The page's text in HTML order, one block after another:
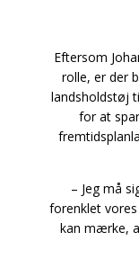
Eftersom
rolle, er der
landsholdstøj
for at
– Jeg må
forenklet
kan mærke,